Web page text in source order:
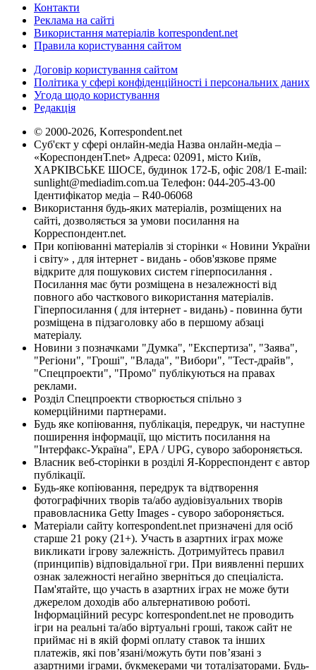
Контакти
Реклама на сайті
Використання матеріалів korrespondent.net
Правила користування сайтом
Договір користування сайтом
Політика у сфері конфіденційності і персональних даних
Угода щодо користування
Редакція
© 2000-2026, Korrespondent.net
Суб'єкт у сфері онлайн-медіа Назва онлайн-медіа –
«КореспонденТ.net» Адреса: 02091, місто Київ,
ХАРКІВСЬКЕ ШОСЕ, будинок 172-Б, офіс 208/1 E-mail:
sunlight@mediadim.com.ua Телефон: 044-205-43-00
Ідентифікатор медіа – R40-06068
Використання будь-яких матеріалів, розміщених на
сайті, дозволяється за умови посилання на
Корреспондент.net.
При копіюванні матеріалів зі сторінки « Новини України
і світу» , для інтернет - видань - обов'язкове пряме
відкрите для пошукових систем гіперпосилання .
Посилання має бути розміщена в незалежності від
повного або часткового використання матеріалів.
Гіперпосилання ( для інтернет - видань) - повинна бути
розміщена в підзаголовку або в першому абзаці
матеріалу.
Новини з позначками "Думка", "Експертиза", "Заява",
"Регіони", "Гроші", "Влада", "Вибори", "Тест-драйв",
"Спецпроекти", "Промо" публікуються на правах
реклами.
Розділ Спецпроекти створюється спільно з
комерційними партнерами.
Будь яке копіювання, публікація, передрук, чи наступне
поширення інформації, що містить посилання на
"Інтерфакс-Україна", EPA / UPG, суворо забороняється.
Власник веб-сторінки в розділі Я-Корреспондент є автор
публікації.
Будь-яке копіювання, передрук та відтворення
фотографічних творів та/або аудіовізуальних творів
правовласника Getty Images - суворо забороняється.
Матеріали сайту korrespondent.net призначені для осіб
старше 21 року (21+). Участь в азартних іграх може
викликати ігрову залежність. Дотримуйтесь правил
(принципів) відповідальної гри. При виявленні перших
ознак залежності негайно зверніться до спеціаліста.
Пам'ятайте, що участь в азартних іграх не може бути
джерелом доходів або альтернативою роботі.
Інформаційний ресурс korrespondent.net не проводить
ігри на реальні та/або віртуальні гроші, також сайт не
приймає ні в якій формі оплату ставок та інших
платежів, які пов’язані/можуть бути пов’язані з
азартними іграми, букмекерами чи тоталізаторами. Будь-